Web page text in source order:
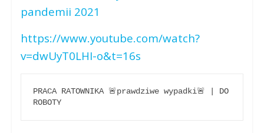
pandemii 2021
https://www.youtube.com/watch?
v=dwUyT0LHI-o&t=16s
PRACA RATOWNIKA 🚨prawdziwe wypadki🚨 | DO
ROBOTY